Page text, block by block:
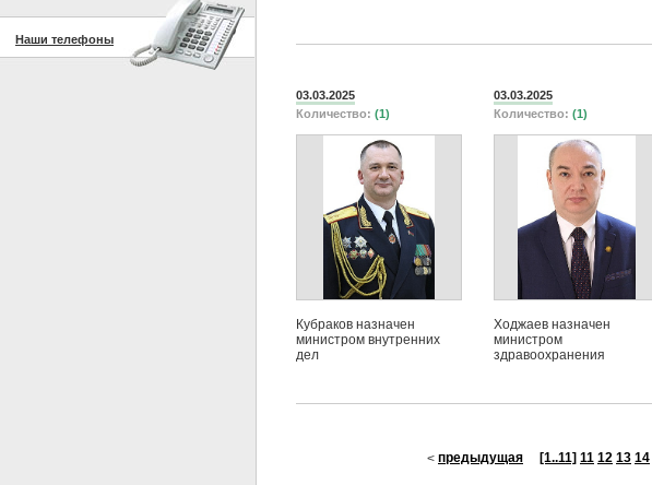
03.03.2025
Количество: (1)
Кубраков назначен
министром внутренних
дел
03.03.2025
Количество: (1)
Ходжаев назначен
министром
здравоохранения
< предыдущая [1..11] 11 12 13 14
Наши телефоны